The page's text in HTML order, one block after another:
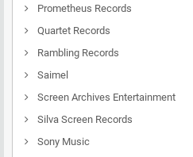
Prometheus Records
Quartet Records
Rambling Records
Saimel
Screen Archives Entertainment
Silva Screen Records
Sony Music